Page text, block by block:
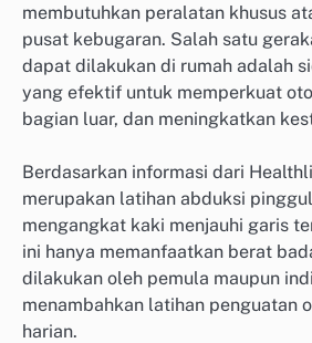
membutuhkan peralatan khusus
pusat kebugaran. Salah satu
dapat dilakukan di rumah adalah
yang efektif untuk memperkuat
bagian luar, dan meningkatkan
Berdasarkan informasi dari
merupakan latihan abduksi
mengangkat kaki menjauhi garis
ini hanya memanfaatkan berat
dilakukan oleh pemula maupun
menambahkan latihan penguatan
harian.